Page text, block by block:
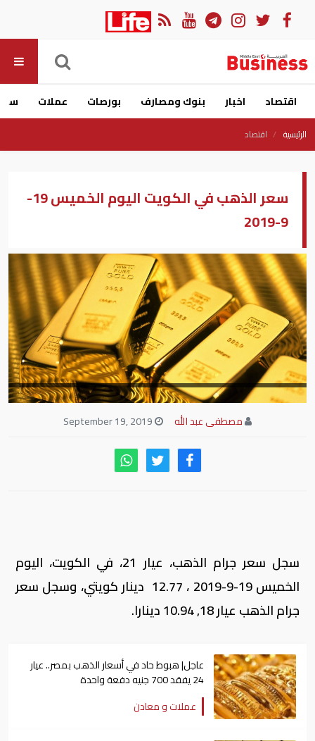
اقتصاد اخبار بنوك ومصارف بورصات عملات
الرئيسية اقتصاد
سعر الذهب في الكويت اليوم الخميس 19-
9-2019
مصطفى عبد الله
سجل سعر جرام الذهب، عيار 21، في الكويت، اليوم
الخميس 19-9-2019 ، 12.77 دينار كويتي، وسجل سعر
جرام الذهب عيار 18, 10.94 دينارا.
عاجل| هبوط حاد في أسعار الذهب بمصر.. عيار
24 يفقد 700 جنيه دفعة واحدة
عملات و معادن